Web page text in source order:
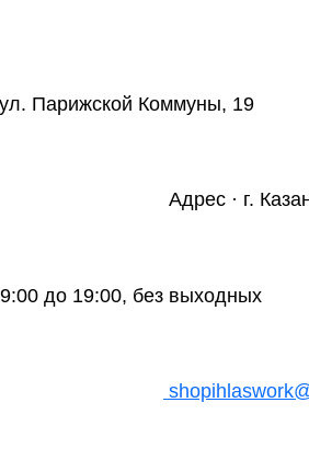
ул. Парижской Коммуны, 19
Адрес · г.
до 19:00, без выходных